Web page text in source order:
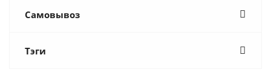
Самовывоз
Тэги